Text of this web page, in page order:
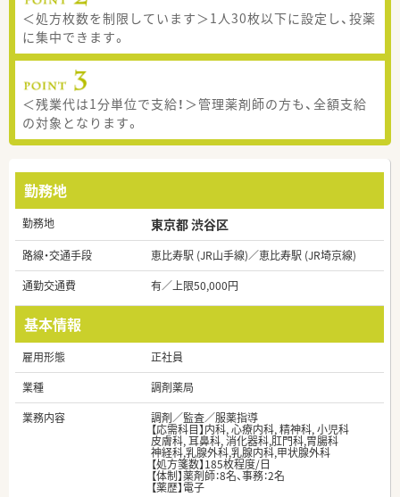
＜処方枚数を制限しています＞1人30枚以下に設定し、投薬
に集中できます。
＜残業代は1分単位で支給！＞管理薬剤師の方も、全額支給
の対象となります。
勤務地
勤務地 東京都 渋谷区
路線・交通手段
恵比寿駅 (JR山手線)／恵比寿駅 (JR埼京線)
通勤交通費
有／上限50,000円
基本情報
雇用形態
正社員
業種
調剤薬局
業務内容
調剤／監査／服薬指導
【応需科目】内科, 心療内科, 精神科, 小児科
皮膚科, 耳鼻科, 消化器科,肛門科,胃腸科
神経科,乳腺外科,乳腺内科,甲状腺外科
【処方箋数】185枚程度/日
【体制】薬剤師：8名、事務：2名
【薬歴】電子